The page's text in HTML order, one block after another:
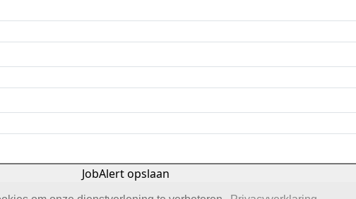
JobAlert opslaan